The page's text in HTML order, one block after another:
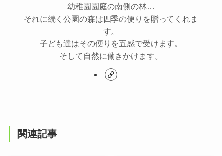
幼稚園園庭の南側の林…
それに続く公園の森は四季の便りを贈ってくれま
す。
子ども達はその便りを五感で受けます。
そして自然に働きかけます。
関連記事